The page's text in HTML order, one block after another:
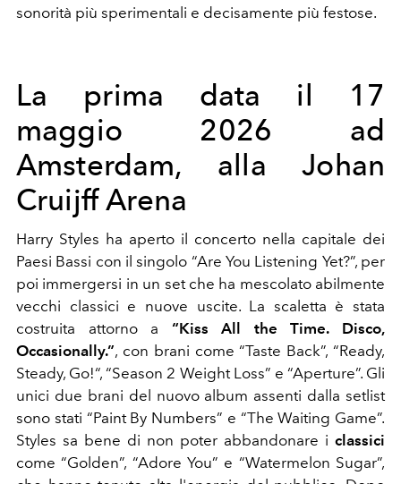
sonorità più sperimentali e decisamente più festose.
La prima data il 17
maggio 2026 ad
Amsterdam, alla Johan
Cruijff Arena
Harry Styles ha aperto il concerto nella capitale dei
Paesi Bassi con il singolo “Are You Listening Yet?”, per
poi immergersi in un set che ha mescolato abilmente
vecchi classici e nuove uscite. La scaletta è stata
costruita attorno a “Kiss All the Time. Disco,
Occasionally.”, con brani come “Taste Back”, “Ready,
Steady, Go!“, “Season 2 Weight Loss” e “Aperture”. Gli
unici due brani del nuovo album assenti dalla setlist
sono stati “Paint By Numbers” e “The Waiting Game”.
Styles sa bene di non poter abbandonare i classici
come “Golden”, “Adore You” e “Watermelon Sugar”,